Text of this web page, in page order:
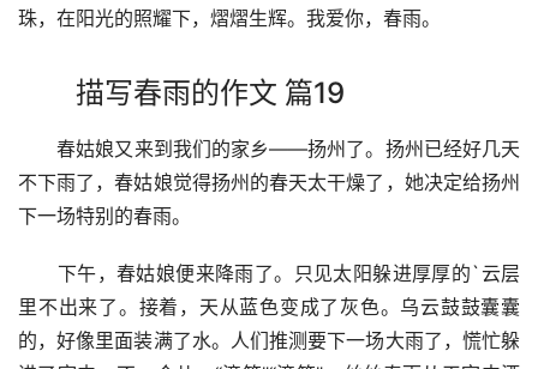
珠，在阳光的照耀下，熠熠生辉。我爱你，春雨。
描写春雨的作文 篇19
春姑娘又来到我们的家乡——扬州了。扬州已经好几天
不下雨了，春姑娘觉得扬州的春天太干燥了，她决定给扬州
下一场特别的春雨。
下午，春姑娘便来降雨了。只见太阳躲进厚厚的`云层
里不出来了。接着，天从蓝色变成了灰色。乌云鼓鼓囊囊
的，好像里面装满了水。人们推测要下一场大雨了，慌忙躲